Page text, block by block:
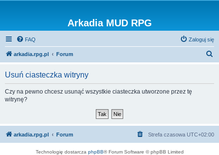
Arkadia MUD RPG
FAQ Zaloguj się
arkadia.rpg.pl Forum
Usuń ciasteczka witryny
Czy na pewno chcesz usunąć wszystkie ciasteczka utworzone przez tę
witrynę?
arkadia.rpg.pl Forum Strefa czasowa UTC+02:00
Technologię dostarcza phpBB® Forum Software © phpBB Limited